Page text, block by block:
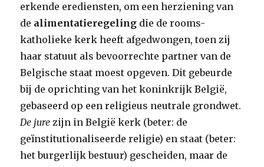
erkende erediensten, om een herziening van
de alimentatieregeling die de rooms-
katholieke kerk heeft afgedwongen, toen zij
haar statuut als bevoorrechte partner van de
Belgische staat moest opgeven. Dit gebeurde
bij de oprichting van het koninkrijk België,
gebaseerd op een religieus neutrale grondwet.
De jure zijn in België kerk (beter: de
geïnstitutionaliseerde religie) en staat (beter:
het burgerlijk bestuur) gescheiden, maar de